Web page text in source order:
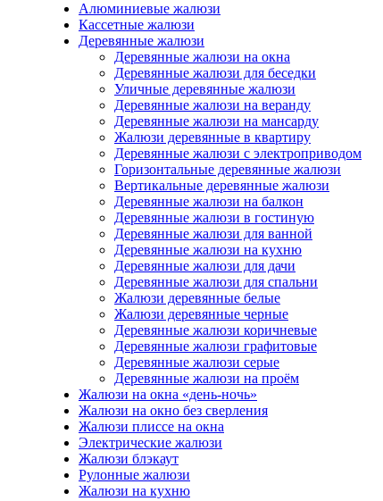
Алюминиевые жалюзи
Кассетные жалюзи
Деревянные жалюзи
Деревянные жалюзи на окна
Деревянные жалюзи для беседки
Уличные деревянные жалюзи
Деревянные жалюзи на веранду
Деревянные жалюзи на мансарду
Жалюзи деревянные в квартиру
Деревянные жалюзи с электроприводом
Горизонтальные деревянные жалюзи
Вертикальные деревянные жалюзи
Деревянные жалюзи на балкон
Деревянные жалюзи в гостиную
Деревянные жалюзи для ванной
Деревянные жалюзи на кухню
Деревянные жалюзи для дачи
Деревянные жалюзи для спальни
Жалюзи деревянные белые
Жалюзи деревянные черные
Деревянные жалюзи коричневые
Деревянные жалюзи графитовые
Деревянные жалюзи серые
Деревянные жалюзи на проём
Жалюзи на окна «день-ночь»
Жалюзи на окно без сверления
Жалюзи плиссе на окна
Электрические жалюзи
Жалюзи блэкаут
Рулонные жалюзи
Жалюзи на кухню